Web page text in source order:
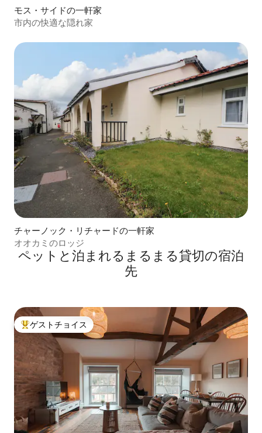
モス・サイドの一軒家
市内の快適な隠れ家
チャーノック・リチャードの一軒家
オオカミのロッジ
ペットと泊まれるまるまる貸切の宿泊
先
大好評のゲストチョイスです。
ゲストチョイス